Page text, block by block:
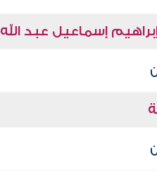
إسماعيل عبد الله